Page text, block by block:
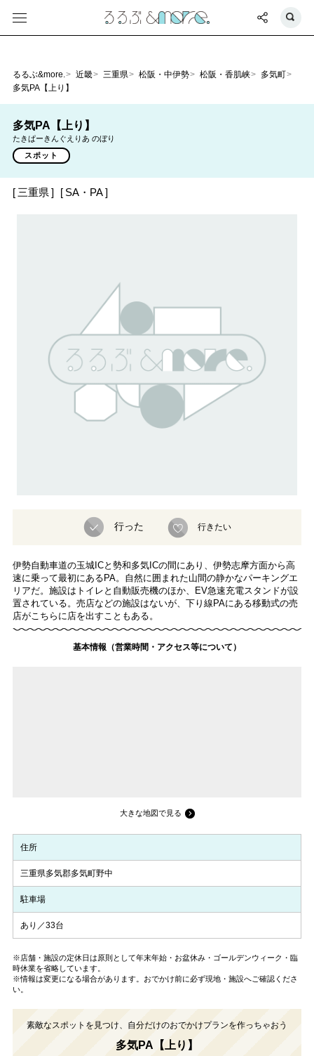
るるぶ&more. 近畿 三重県 松阪・中伊勢 松阪・香肌峡
多気町
多気PA【上り】
多気PA【上り】
たきぱーきんぐえりあ のぼり
スポット
三重県 SA・PA
行った 行きたい
伊勢自動車道の玉城ICと勢和多気ICの間にあり、伊勢志摩方面から高
速に乗って最初にあるPA。自然に囲まれた山間の静かなパーキングエ
リアだ。施設はトイレと自動販売機のほか、EV急速充電スタンドが設
置されている。売店などの施設はないが、下り線PAにある移動式の売
店がこちらに店を出すこともある。
基本情報（営業時間・アクセス等について）
大きな地図で見る
住所
三重県多気郡多気町野中
駐車場
あり／33台
※店舗・施設の定休日は原則として年末年始・お盆休み・ゴールデンウィーク・臨
時休業を省略しています。
※情報は変更になる場合があります。おでかけ前に必ず現地・施設へご確認くださ
い。
素敵なスポットを見つけ、自分だけのおでかけプランを作っちゃおう
多気PA【上り】